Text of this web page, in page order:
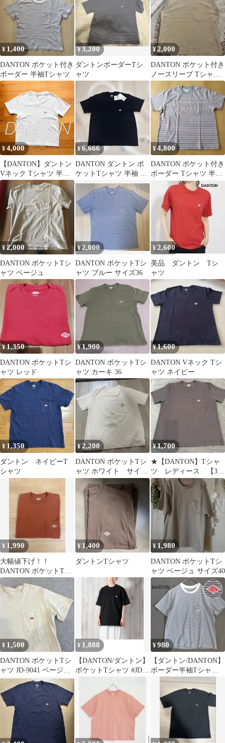
¥ 1,400
DANTON ポケット付き
ボーダー 半袖Tシャツ
¥3,200
ダントンボーダーTシ
ャツ
¥2,000
DANTON ポケット付き
ノースリーブ Tシャツ
ベージュ
¥4,000
【DANTON】ダントン
Vネック Tシャツ 半袖
ホワイト
¥6,666
DANTON ダントン ポ
ケットTシャツ 半袖 ブ
ラック S
¥4,800
DANTON ポケット付き
ボーダー Tシャツ 半袖
グレー/レッドマルチ
¥2,000
DANTON ポケットTシ
ャツ ベージュ
¥2,000
DANTON ポケットTシ
ャツ ブルー サイズ36
¥2,600
美品 ダントン Tシ
ャツ
¥ 1,350
DANTON ポケットTシ
ャツ レッド
¥1,900
DANTON ポケットTシ
ャツ カーキ 36
¥1,600
DANTON Vネック Tシ
ャツ ネイビー
¥ 1,350
ダントン ネイビーT
シャツ
¥2,200
DANTON ポケットTシ
ャツ ホワイト サイズ
34
¥1,700
★【DANTON】Tシャ
ツ レディース 【36
サイズ】
¥ 1,990
大幅値下げ！！
DANTON ポケットTシ
ャツ
¥ 1,400
ダントンTシャツ
¥ 1,980
DANTON ポケットTシ
ャツ ベージュ サイズ40
¥ 1,500
DANTON ポケットTシ
ャツ JD-9041 ベージュ
サイズ34
¥ 1,888
【DANTON/ダントン】
ポケットTシャツ #JD-
¥980
【ダントン/DANTON】
ボーダー半袖Tシャツ
胸ポケット ワンポイン
トワッペン